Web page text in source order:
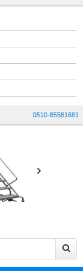
0510-85581681